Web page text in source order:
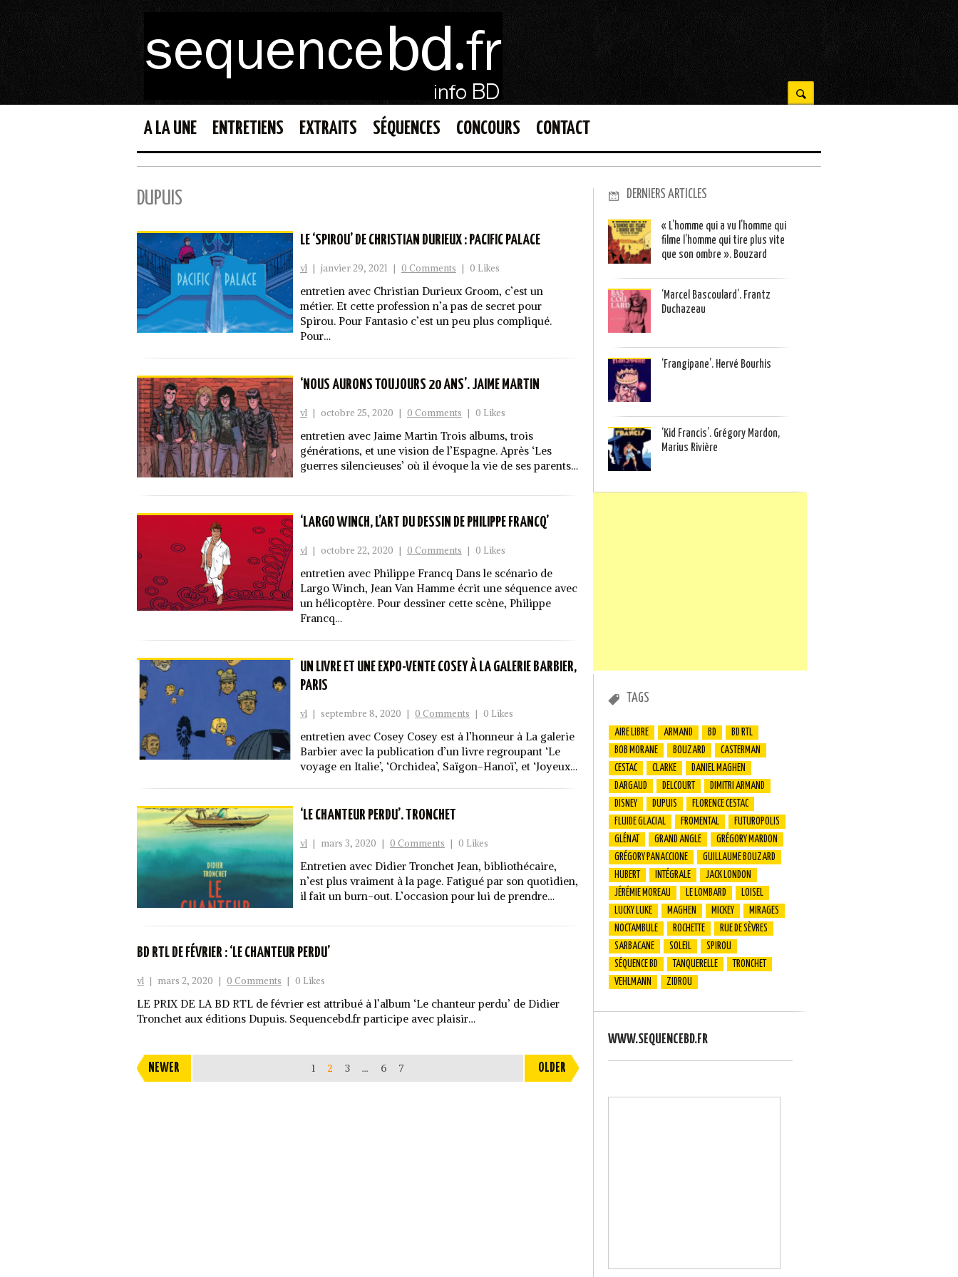
A LA UNE ENTRETIENS EXTRAITS SÉQUENCES CONCOURS CONTACT
DUPUIS
LE ‘SPIROU’ DE CHRISTIAN DURIEUX : PACIFIC PALACE
vl | janvier 29, 2021 | 0 Comments | 0 Likes
entretien avec Christian Durieux Groom, c’est un
métier. Et cette profession n’a pas de secret pour
Spirou. Pour Fantasio c’est un peu plus compliqué.
Pour…
‘NOUS AURONS TOUJOURS 20 ANS’. JAIME MARTIN
vl | octobre 25, 2020 | 0 Comments | 0 Likes
entretien avec Jaime Martin Trois albums, trois
générations, et une vision de l’Espagne. Après ‘Les
guerres silencieuses’ où il évoque la vie de ses parents…
‘LARGO WINCH, L’ART DU DESSIN DE PHILIPPE FRANCQ’
vl | octobre 22, 2020 | 0 Comments | 0 Likes
entretien avec Philippe Francq Dans le scénario de
Largo Winch, Jean Van Hamme écrit une séquence avec
un hélicoptère. Pour dessiner cette scène, Philippe
Francq…
UN LIVRE ET UNE EXPO-VENTE COSEY À LA GALERIE BARBIER,
PARIS
vl | septembre 8, 2020 | 0 Comments | 0 Likes
entretien avec Cosey Cosey est à l’honneur à La galerie
Barbier avec la publication d’un livre regroupant ‘Le
voyage en Italie’, ‘Orchidea’, Saïgon-Hanoï’, et ‘Joyeux…
‘LE CHANTEUR PERDU’. TRONCHET
vl | mars 3, 2020 | 0 Comments | 0 Likes
Entretien avec Didier Tronchet Jean, bibliothécaire,
n’est plus vraiment à la page. Fatigué par son quotidien,
il fait un burn-out. L’occasion pour lui de prendre…
BD RTL DE FÉVRIER : ‘LE CHANTEUR PERDU’
vl | mars 2, 2020 | 0 Comments | 0 Likes
LE PRIX DE LA BD RTL de février est attribué à l’album ‘Le chanteur perdu’ de Didier
Tronchet aux éditions Dupuis. Sequencebd.fr participe avec plaisir…
NEWER 1 2 3 … 6 7 OLDER
DERNIERS ARTICLES
« L’homme qui a vu l’homme qui
filme l’homme qui tire plus vite
que son ombre ». Bouzard
‘Marcel Bascoulard’. Frantz
Duchazeau
‘Frangipane’. Hervé Bourhis
‘Kid Francis’. Grégory Mardon,
Marius Rivière
TAGS
AIRE LIBRE ARMAND BD
BD RTL
BOB MORANE
BOUZARD
CASTERMAN
CESTAC
CLARKE
DANIEL MAGHEN
DARGAUD
DELCOURT
DIMITRI ARMAND
DISNEY
DUPUIS
FLORENCE CESTAC
FLUIDE GLACIAL
FROMENTAL
FUTUROPOLIS
GLÉNAT
GRAND ANGLE
GRÉGORY MARDON
GRÉGORY PANACCIONE
GUILLAUME BOUZARD
HUBERT
INTÉGRALE
JACK LONDON
JÉRÉMIE MOREAU
LE LOMBARD
LOISEL
LUCKY LUKE
MAGHEN MICKEY
MIRAGES
NOCTAMBULE
ROCHETTE
RUE DE SÈVRES
SARBACANE
SOLEIL
SPIROU
SÉQUENCE BD
TANQUERELLE
TRONCHET
VEHLMANN
ZIDROU
WWW.SEQUENCEBD.FR